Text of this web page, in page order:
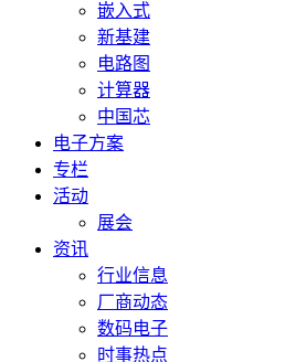
嵌入式
新基建
电路图
计算器
中国芯
电子方案
专栏
活动
展会
资讯
行业信息
厂商动态
数码电子
时事热点